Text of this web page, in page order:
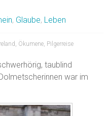
, Glaube, Leben
Ökumene Pilgerreise
taublind
war im